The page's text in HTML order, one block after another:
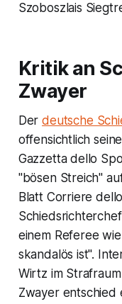
Szoboszlais
Kritik an
Zwayer
Derdeutsche
offensichtlich
Gazzetta dello
"bösen Streich"
Blatt Corriere
einem Referee
skandalös ist".
Wirtz im
Zwayer entschied